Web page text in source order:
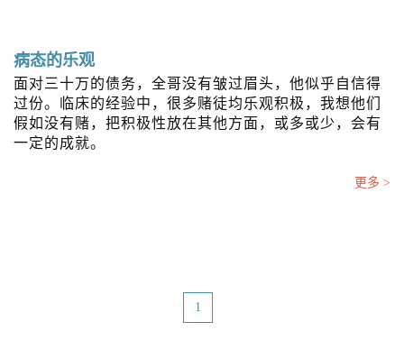
病态的乐观
面对三十万的债务，全哥没有皱过眉头，他似乎自信得
过份。临床的经验中，很多赌徒均乐观积极，我想他们
假如没有赌，把积极性放在其他方面，或多或少，会有
一定的成就。
更多 >
1